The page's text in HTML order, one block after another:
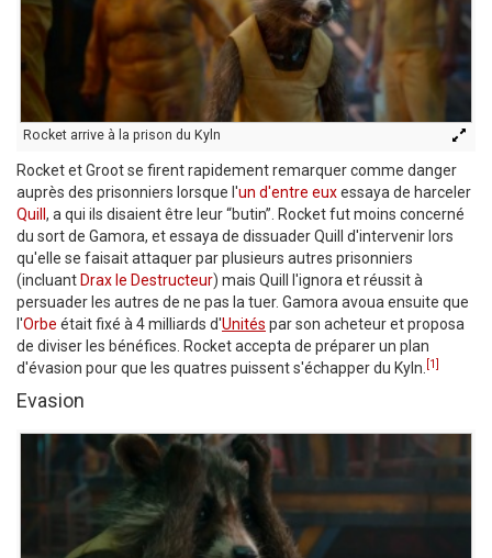
Rocket arrive à la prison du Kyln
Rocket et Groot se firent rapidement remarquer comme danger
auprès des prisonniers lorsque l'un d'entre euxessaya de harceler
Quill , a qui ils disaient être leur “butin”. Rocket fut moins concerné
du sort de Gamora, et essaya de dissuader Quill d'intervenir lors
qu'elle se faisait attaquer par plusieurs autres prisonniers
(incluant Drax le Destructeur) mais Quill l'ignora et réussit à
persuader les autres de ne pas la tuer. Gamora avoua ensuite que
l'Orbe était fixé à 4 milliards d'Unités par son acheteur et proposa
de diviser les bénéfices. Rocket accepta de préparer un plan
d'évasion pour que les quatres puissent s'échapper du Kyln. [1]
Evasion